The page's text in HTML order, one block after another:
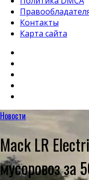
Контакты
Карта сайта
Новости
Mack LR
мусоровоз за